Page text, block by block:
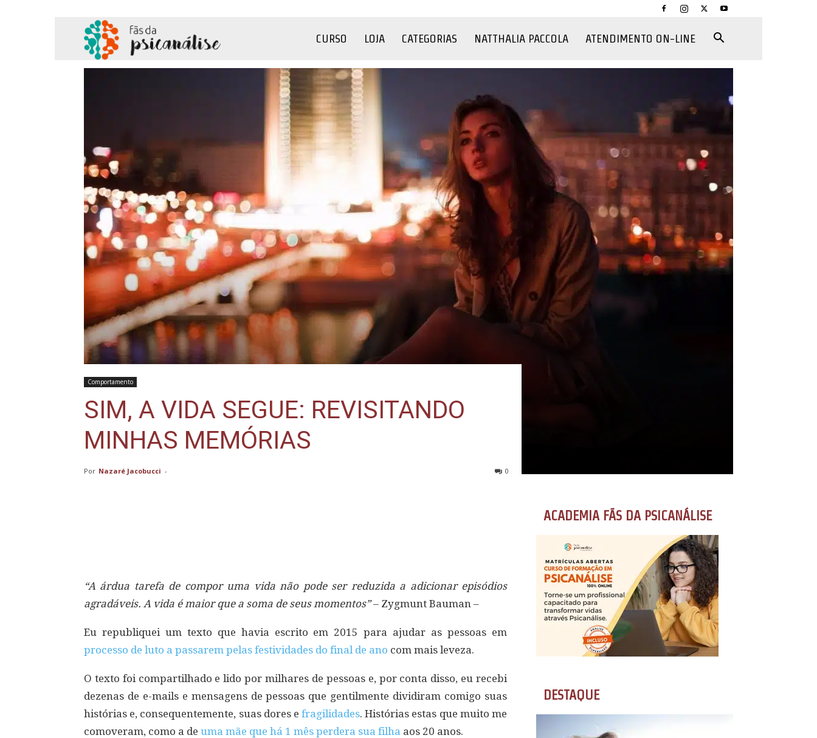
CURSO LOJA CATEGORIAS NATTHALIA PACCOLA ATENDIMENTO ON-LINE
Comportamento
SIM, A VIDA SEGUE: REVISITANDO
MINHAS MEMÓRIAS
Por Nazaré Jacobucci - 0
“A árdua tarefa de compor uma vida não pode ser reduzida a adicionar episódios
agradáveis. A vida é maior que a soma de seus momentos”– Zygmunt Bauman –
Eu republiquei um texto que havia escrito em 2015 para ajudar as pessoas em
processo de luto a passarem pelas festividades do final de ano com mais leveza.
O texto foi compartilhado e lido por milhares de pessoas e, por conta disso, eu recebi
dezenas de e-mails e mensagens de pessoas que gentilmente dividiram comigo suas
histórias e, consequentemente, suas dores efragilidades. Histórias estas que muito me
comoveram, como a de uma mãe que há 1 mês perdera sua filha aos 20 anos.
ACADEMIA FÃS DA PSICANÁLISE
DESTAQUE